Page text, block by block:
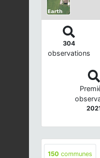
304
observations
150 communes